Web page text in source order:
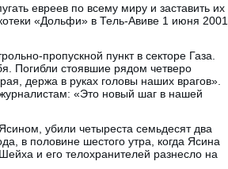
евреев по всему миру и заставить их
«Дольфи» в Тель-Авиве 1 июня 2001
пропускной пункт в секторе Газа.
Погибли стоявшие рядом четверо
держа в руках головы наших врагов».
«Это новый шаг в нашей
убили четыреста семьдесят два
в половине шестого утра, когда Ясина
и его телохранителей разнесло на